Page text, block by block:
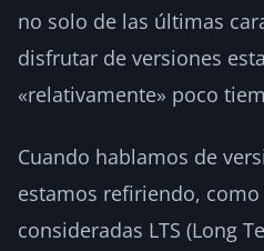
no solo de las últimas
disfrutar de versiones
«relativamente» poco
Cuando hablamos de
estamos refiriendo,
consideradas LTS (Long